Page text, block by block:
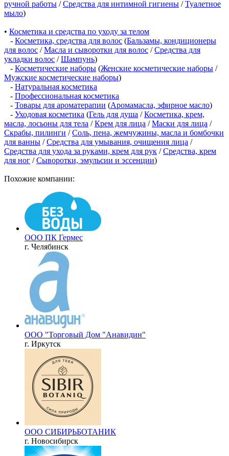
ручной работы /Средства для интимной гигиены /Туалетное
мыло)
• Косметика и средства по уходу за телом
- Косметика, средства для волос (Бальзамы, кондиционеры
для волос /Масла и сыворотки для волос /Средства для
укладки волос /Шампунь)
- Косметические наборы (Женские косметические наборы /
Мужские косметические наборы)
- Натуральная косметика
- Профессиональная косметика
- Товары для ароматерапии (Аромамасла, эфирное масло)
- Уходовая косметика (Гель для душа /Косметика, крем,
масла, лосьоны для тела /Крем для лица /Маски для лица /
Скрабы, пилинги /Соль, пена, жемчужины, масла и бомбочки
для ванны /Средства для умывания, очищения лица /
Средства для ухода за руками, крем для рук /Средства, крем
для ног /Сыворотки, эмульсии и эссенции)
Похожие компании:
ООО ПК Гермес
г. Челябинск
ООО "Торговый Дом "Анавидин"
г. Иркутск
ООО СИБИРЬБОТАНИК
г. Новосибирск